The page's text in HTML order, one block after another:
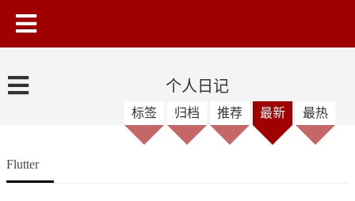
个人日记
标签 归档 推荐 最新 最热
Flutter